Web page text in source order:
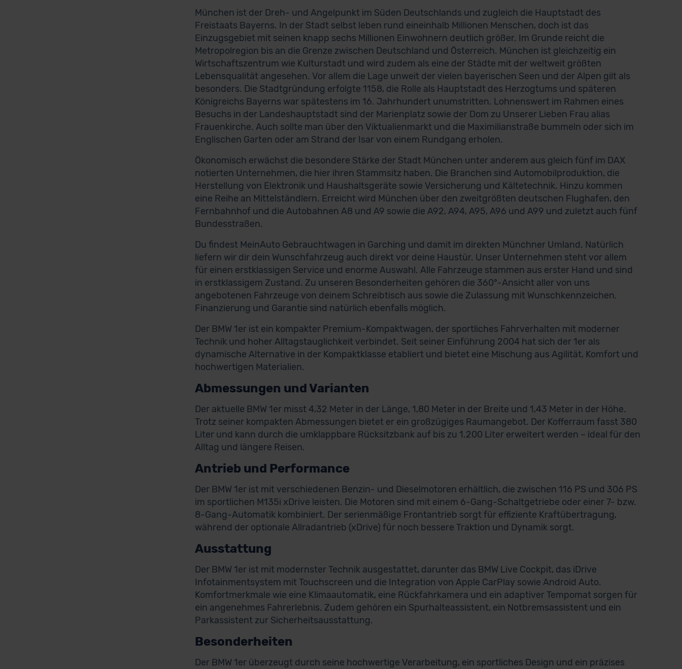
München ist der Dreh- und Angelpunkt im Süden Deutschlands und zugleich die Hauptstadt des
Freistaats Bayerns. In der Stadt selbst leben rund eineinhalb Millionen Menschen, doch ist das
Einzugsgebiet mit seinen knapp sechs Millionen Einwohnern deutlich größer. Im Grunde reicht die
Metropolregion bis an die Grenze zwischen Deutschland und Österreich. München ist gleichzeitig ein
Wirtschaftszentrum wie Kulturstadt und wird zudem als eine der Städte mit der weltweit größten
Lebensqualität angesehen. Vor allem die Lage unweit der vielen bayerischen Seen und der Alpen gilt als
besonders. Die Stadtgründung erfolgte 1158, die Rolle als Hauptstadt des Herzogtums und späteren
Königreichs Bayerns war spätestens im 16. Jahrhundert unumstritten. Lohnenswert im Rahmen eines
Besuchs in der Landeshauptstadt sind der Marienplatz sowie der Dom zu Unserer Lieben Frau alias
Frauenkirche. Auch sollte man über den Viktualienmarkt und die Maximilianstraße bummeln oder sich im
Englischen Garten oder am Strand der Isar von einem Rundgang erholen.
Ökonomisch erwächst die besondere Stärke der Stadt München unter anderem aus gleich fünf im DAX
notierten Unternehmen, die hier ihren Stammsitz haben. Die Branchen sind Automobilproduktion, die
Herstellung von Elektronik und Haushaltsgeräte sowie Versicherung und Kältetechnik. Hinzu kommen
eine Reihe an Mittelständlern. Erreicht wird München über den zweitgrößten deutschen Flughafen, den
Fernbahnhof und die Autobahnen A8 und A9 sowie die A92, A94, A95, A96 und A99 und zuletzt auch fünf
Bundesstraßen.
Du findest MeinAuto Gebrauchtwagen in Garching und damit im direkten Münchner Umland. Natürlich
liefern wir dir dein Wunschfahrzeug auch direkt vor deine Haustür. Unser Unternehmen steht vor allem
für einen erstklassigen Service und enorme Auswahl. Alle Fahrzeuge stammen aus erster Hand und sind
in erstklassigem Zustand. Zu unseren Besonderheiten gehören die 360°-Ansicht aller von uns
angebotenen Fahrzeuge von deinem Schreibtisch aus sowie die Zulassung mit Wunschkennzeichen.
Finanzierung und Garantie sind natürlich ebenfalls möglich.
Der BMW 1er ist ein kompakter Premium-Kompaktwagen, der sportliches Fahrverhalten mit moderner
Technik und hoher Alltagstauglichkeit verbindet. Seit seiner Einführung 2004 hat sich der 1er als
dynamische Alternative in der Kompaktklasse etabliert und bietet eine Mischung aus Agilität, Komfort und
hochwertigen Materialien.
Abmessungen und Varianten
Der aktuelle BMW 1er misst 4,32 Meter in der Länge, 1,80 Meter in der Breite und 1,43 Meter in der Höhe.
Trotz seiner kompakten Abmessungen bietet er ein großzügiges Raumangebot. Der Kofferraum fasst 380
Liter und kann durch die umklappbare Rücksitzbank auf bis zu 1.200 Liter erweitert werden – ideal für den
Alltag und längere Reisen.
Antrieb und Performance
Der BMW 1er ist mit verschiedenen Benzin- und Dieselmotoren erhältlich, die zwischen 116 PS und 306 PS
im sportlichen M135i xDrive leisten. Die Motoren sind mit einem 6-Gang-Schaltgetriebe oder einer 7- bzw.
8-Gang-Automatik kombiniert. Der serienmäßige Frontantrieb sorgt für effiziente Kraftübertragung,
während der optionale Allradantrieb (xDrive) für noch bessere Traktion und Dynamik sorgt.
Ausstattung
Der BMW 1er ist mit modernster Technik ausgestattet, darunter das BMW Live Cockpit, das iDrive
Infotainmentsystem mit Touchscreen und die Integration von Apple CarPlay sowie Android Auto.
Komfortmerkmale wie eine Klimaautomatik, eine Rückfahrkamera und ein adaptiver Tempomat sorgen für
ein angenehmes Fahrerlebnis. Zudem gehören ein Spurhalteassistent, ein Notbremsassistent und ein
Parkassistent zur Sicherheitsausstattung.
Besonderheiten
Der BMW 1er überzeugt durch seine hochwertige Verarbeitung, ein sportliches Design und ein präzises